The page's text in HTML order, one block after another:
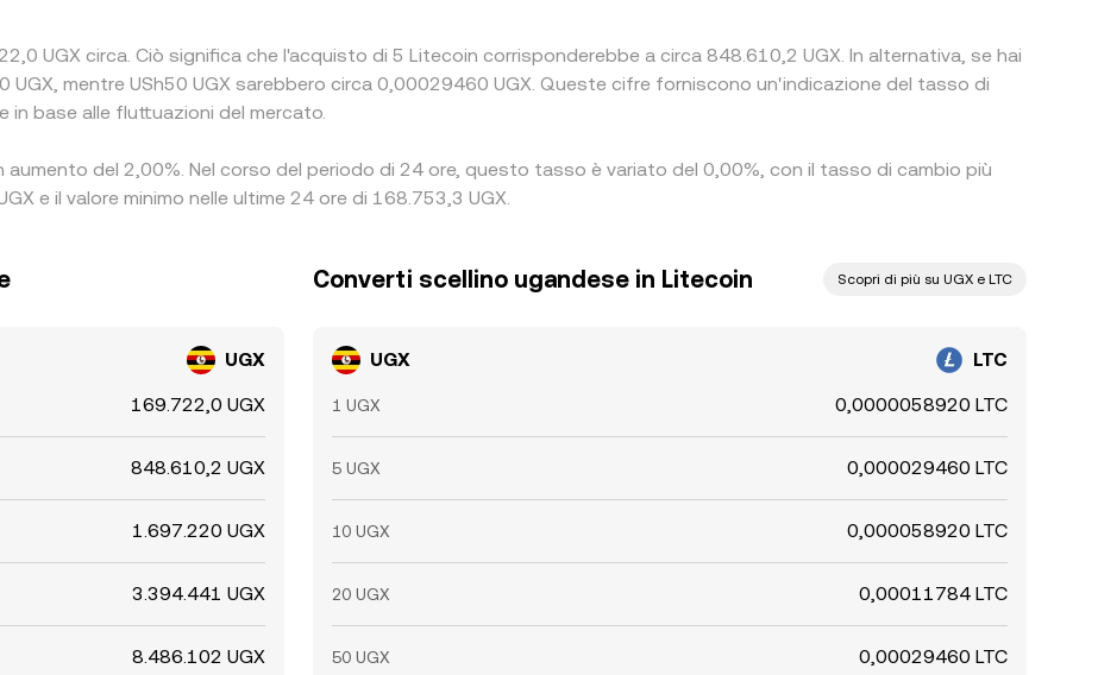
UGX circa. Ciò significa che l'acquisto di 5 Litecoin corrisponderebbe a circa 848.610,2 UGX. In alternativa, se hai
UGX, mentre USh50 UGX sarebbero circa 0,00029460 UGX. Queste cifre forniscono un'indicazione del tasso di
in base alle fluttuazioni del mercato.
aumento del 2,00%. Nel corso del periodo di 24 ore, questo tasso è variato del 0,00%, con il tasso di cambio più
e il valore minimo nelle ultime 24 ore di 168.753,3 UGX.
UGX
169.722,0 UGX
848.610,2 UGX
1.697.220 UGX
3.394.441 UGX
8.486.102 UGX
Converti scellino ugandese in Litecoin Scopri di più su UGX e LTC
UGX LTC
1 UGX 0,0000058920 LTC
5 UGX 0,000029460 LTC
10 UGX 0,000058920 LTC
20 UGX 0,00011784 LTC
50 UGX 0,00029460 LTC